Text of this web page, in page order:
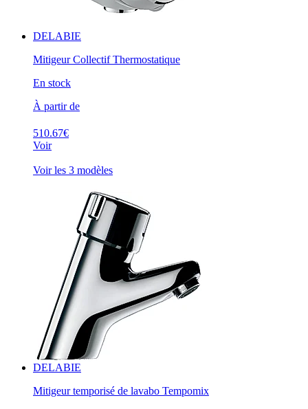
DELABIE
Mitigeur Collectif Thermostatique
En stock
À partir de
510.67€
Voir
Voir les 3 modèles
DELABIE
Mitigeur temporisé de lavabo Tempomix